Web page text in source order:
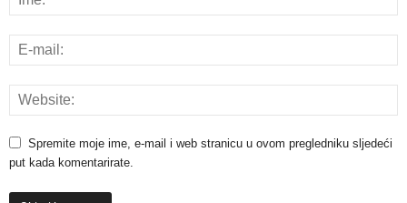
Spremite moje ime, e-mail i web stranicu u ovom pregledniku sljedeći
put kada komentarirate.